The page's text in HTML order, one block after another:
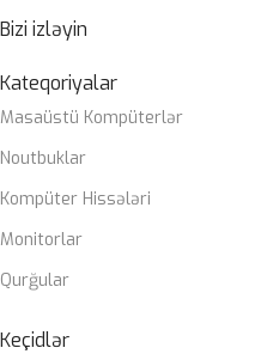
OPERATIV YADDAŞ
Bizi izləyin
Kateqoriyalar
Masaüstü Kompüterlər
Noutbuklar
Kompüter Hissələri
Monitorlar
Qurğular
Keçidlər